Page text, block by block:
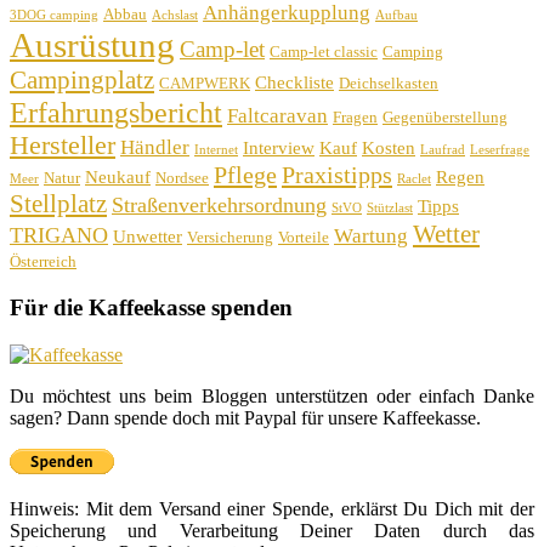
3DOG camping Abbau Achslast Anhängerkupplung Aufbau
Ausrüstung Camp-let Camp-let classic Camping
Campingplatz CAMPWERK Checkliste Deichselkasten
Erfahrungsbericht Faltcaravan Fragen Gegenüberstellung
Hersteller Händler Internet Interview Kauf Kosten Laufrad Leserfrage
Meer Natur Neukauf Nordsee PflegePraxistipps Raclet Regen
Stellplatz Straßenverkehrsordnung StVO Stützlast Tipps
TRIGANO Unwetter Versicherung Vorteile Wartung Wetter
Österreich
Für die Kaffeekasse spenden
Du möchtest uns beim Bloggen unterstützen oder einfach Danke
sagen? Dann spende doch mit Paypal für unsere Kaffeekasse.
Hinweis: Mit dem Versand einer Spende, erklärst Du Dich mit der
Speicherung und Verarbeitung Deiner Daten durch das